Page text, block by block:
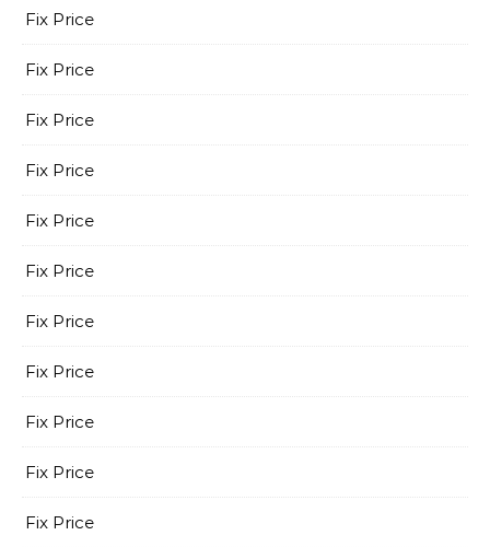
Fix Price
Fix Price
Fix Price
Fix Price
Fix Price
Fix Price
Fix Price
Fix Price
Fix Price
Fix Price
Fix Price